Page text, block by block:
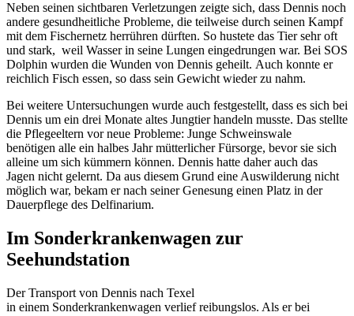
Neben seinen sichtbaren Verletzungen zeigte sich, dass Dennis noch
andere gesundheitliche Probleme, die teilweise durch seinen Kampf
mit dem Fischernetz herrühren dürften. So hustete das Tier sehr oft
und stark, weil Wasser in seine Lungen eingedrungen war. Bei SOS
Dolphin wurden die Wunden von Dennis geheilt. Auch konnte er
reichlich Fisch essen, so dass sein Gewicht wieder zu nahm.
Bei weitere Untersuchungen wurde auch festgestellt, dass es sich bei
Dennis um ein drei Monate altes Jungtier handeln musste. Das stellte
die Pflegeeltern vor neue Probleme: Junge Schweinswale
benötigen alle ein halbes Jahr mütterlicher Fürsorge, bevor sie sich
alleine um sich kümmern können. Dennis hatte daher auch das
Jagen nicht gelernt. Da aus diesem Grund eine Auswilderung nicht
möglich war, bekam er nach seiner Genesung einen Platz in der
Dauerpflege des Delfinarium.
Im Sonderkrankenwagen zur
Seehundstation
Der Transport von Dennis nach Texel
in einem Sonderkrankenwagen verlief reibungslos. Als er bei